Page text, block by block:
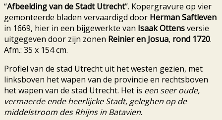
“Afbeelding van de Stadt Utrecht”. Kopergravure op vier
gemonteerde bladen vervaardigd door Herman Saftleven
in 1669, hier in een bijgewerkte van Isaak Ottensversie
uitgegeven door zijn zonen Reinier en Josua, rond 1720.
Afm.: 35 x 154 cm.
Profiel van de stad Utrecht uit het westen gezien, met
linksboven het wapen van de provincie en rechtsboven
het wapen van de stad Utrecht. Het is een seer oude,
vermaerde ende heerlijcke Stadt, geleghen op de
middelstroom des Rhijns in Batavien.